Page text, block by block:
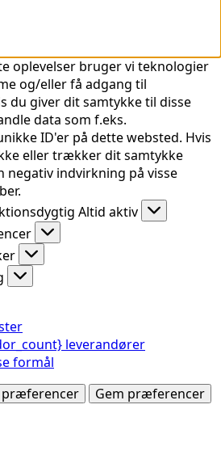
oplevelser bruger vi teknologier
og/eller få adgang til
du giver dit samtykke til disse
data som f.eks.
ID'er på dette websted. Hvis
eller trækker dit samtykke
negativ indvirkning på visse
Altid aktiv
leverandører
formål
præferencer
Gem præferencer